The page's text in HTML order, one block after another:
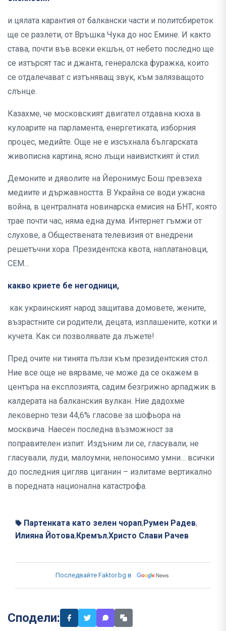
и цялата карантия от балкански части и политсбиреток
ще се разлети, от Връшка Чука до нос Емине. И както
става, почти във всеки екшън, от небето последно ще
се изтърсят тас и джанта, генералска фуражка, които
се отдалечават с изтъняващ звук, към залязващото
слънце.
Казахме, че московският двигател отдавна кюха в
кулоарите на парламента, енергетиката, изборния
процес, медийте. Още не е изсъхнала българската
живописна картина, ясно лъщи наивисткият ѝ стил.
Демоните и дяволите на Йеронимус Бош превзеха
медиите и държавността. В Украйна се води ужасна
война, в централната новинарска емисия на БНТ, която
трае почти час, няма една дума. Интернет гъмжи от
слухове, а Обществената телевизия от внедрени
решетъчни хора. Президентска квота, наплатановци,
СЕМ…
какво криете бе негодници,
как украинският народ защитава домовете, жените,
възрастните си родители, децата, изплашените, котки и
кучета. Как си позволявате да лъжете!
Пред очите ни тинята пълзи към президентския стол.
Ние все още не вярваме, че може да се окажем в
центъра на експлозията, садим безгрижно арпаджик в
калдерата на балканския вулкан. Ние дадохме
лековерно тези 44,6% гласове за шофьора на
москвича. Наесен последна възможност за
поправителен изпит. Издъним ли се, гласували, не
гласували, луди, малоумни, непоносимо умни… всички
до последния цигляв циганин – излитаме вертикално
в поредната национална катастрофа.
Партенката като зелен чорап, Румен Радев,
Илияна Йотова, Кремъл,Христо Слави Рачев
Последвайте Faktor.bg в
Сподели: